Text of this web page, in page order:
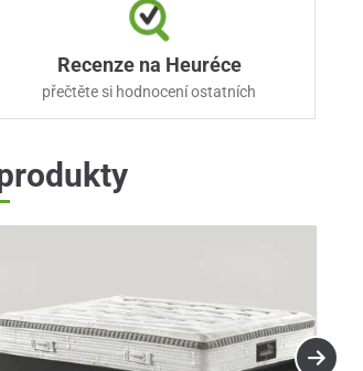
Recenze na Heuréce
přečtěte si hodnocení ostatních